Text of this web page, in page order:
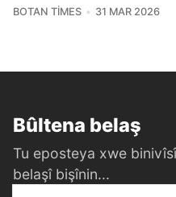
BOTAN TIMES 31 MAR 2026
Bûltena belaş
Tu eposteya xwe
belaşî bişînin...